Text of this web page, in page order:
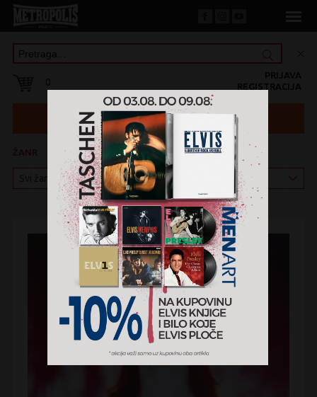
0 REGISTRACIJA
PRIJAVA
KATEGORIJA